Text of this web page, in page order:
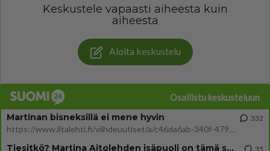
Keskustele vapaasti aiheesta kuin
aiheesta
Aloita keskustelu
Osallistu keskusteluun
Martinan bisneksillä ei mene hyvin
https://www.iltalehti.fi/viihdeuutiset/a/c46da6ab-340f-4790-aaa7-0865eed2336 Yrityksen konkurssihakemus on tullut kärä
332
Tiesitkö? Martina Aitolehden isäpuoli on tämä suosittu laulaja 35